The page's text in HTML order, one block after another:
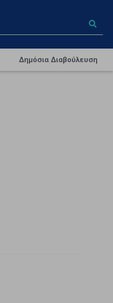
Δημόσια Διαβούλευση